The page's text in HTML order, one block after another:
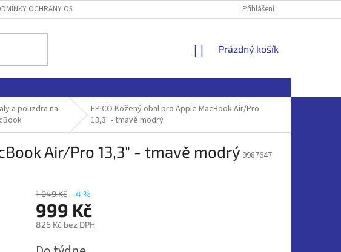
OCHRANY OSOBNÍCH ÚDAJŮ Přihlášení
NÁKUPNÍ
Prázdný košík
a pouzdra na
EPICO Kožený obal pro Apple MacBook Air/Pro
13,3" - tmavě modrý
Air/Pro 13,3" - tmavě modrý 9987647
1 049 Kč –4 %
999 Kč
826 Kč bez DPH